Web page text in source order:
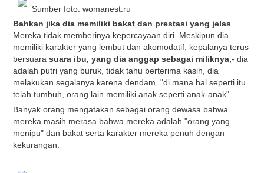
Sumber foto: womanest.ru
Bahkan jika dia memiliki bakat dan prestasi yang jelas
Mereka tidak memberinya kepercayaan diri. Meskipun dia
memiliki karakter yang lembut dan akomodatif, kepalanya terus
bersuara suara ibu, yang dia anggap sebagai miliknya,- dia
adalah putri yang buruk, tidak tahu berterima kasih, dia
melakukan segalanya karena dendam, "di mana hal seperti itu
telah tumbuh, orang lain memiliki anak seperti anak-anak" ...
Banyak orang mengatakan sebagai orang dewasa bahwa
mereka masih merasa bahwa mereka adalah "orang yang
menipu" dan bakat serta karakter mereka penuh dengan
kekurangan.